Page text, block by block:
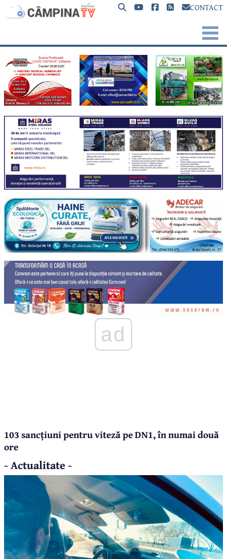
CONTACT
ad
103 sancțiuni pentru viteză pe DN1, în numai două
ore
- Actualitate -